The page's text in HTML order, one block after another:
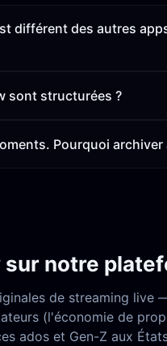
différent des autres
sont structurées ?
Pourquoi archiver
sur notre
de streaming live
(l'économie de
ados et Gen-Z aux